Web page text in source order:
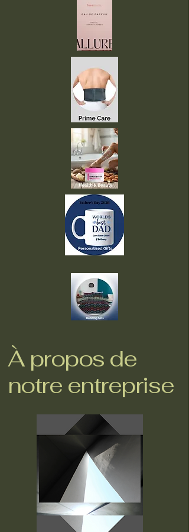
À propos de
notre entreprise